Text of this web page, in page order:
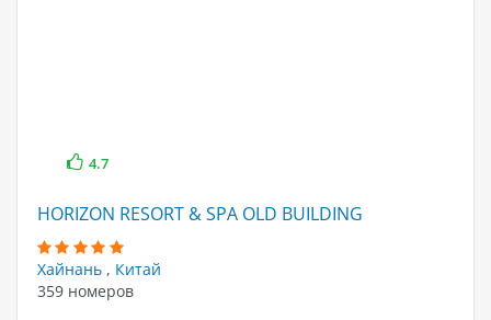
4.7
HORIZON RESORT & SPA OLD BUILDING
Хайнань , Китай
359 номеров